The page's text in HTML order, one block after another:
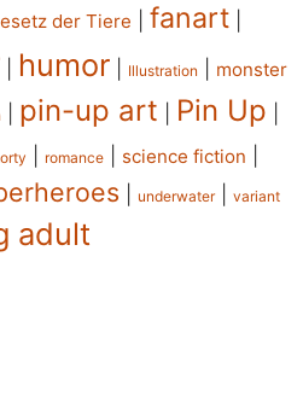
der Tiere fanart
humor Illustration monster
pin-up art Pin Up
romance science fiction
underwater| variant
adult